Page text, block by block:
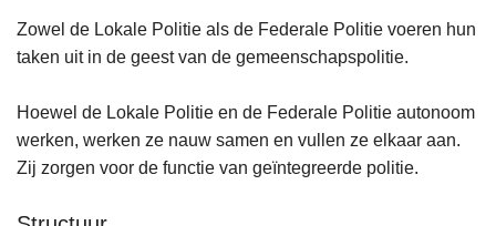
Zowel de Lokale Politie als de Federale Politie voeren hun
taken uit in de geest van de gemeenschapspolitie.
Hoewel de Lokale Politie en de Federale Politie autonoom
werken, werken ze nauw samen en vullen ze elkaar aan.
Zij zorgen voor de functie van geïntegreerde politie.